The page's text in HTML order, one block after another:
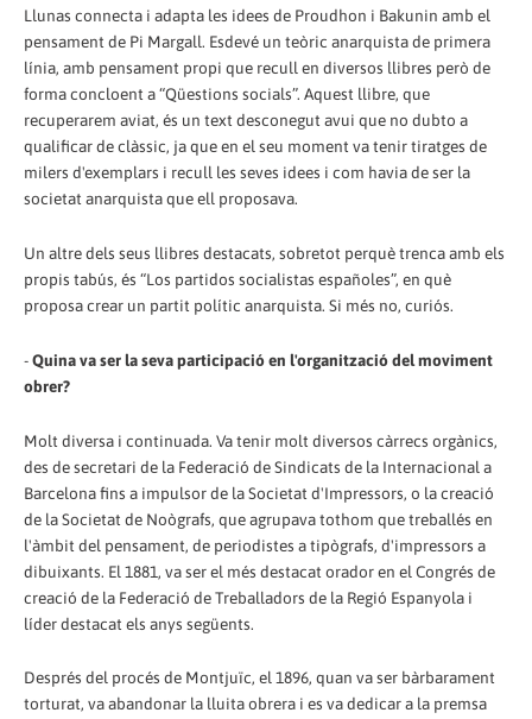
Llunas connecta i adapta les idees de Proudhon i Bakunin amb el
pensament de Pi Margall. Esdevé un teòric anarquista de primera
línia, amb pensament propi que recull en diversos llibres però de
forma concloent a “Qüestions socials”. Aquest llibre, que
recuperarem aviat, és un text desconegut avui que no dubto a
qualificar de clàssic, ja que en el seu moment va tenir tiratges de
milers d'exemplars i recull les seves idees i com havia de ser la
societat anarquista que ell proposava.
Un altre dels seus llibres destacats, sobretot perquè trenca amb els
propis tabús, és “Los partidos socialistas españoles”, en què
proposa crear un partit polític anarquista. Si més no, curiós.
-Quina va ser la seva participació en l'organització del moviment
obrer?
Molt diversa i continuada. Va tenir molt diversos càrrecs orgànics,
des de secretari de la Federació de Sindicats de la Internacional a
Barcelona fins a impulsor de la Societat d'Impressors, o la creació
de la Societat de Noògrafs, que agrupava tothom que treballés en
l'àmbit del pensament, de periodistes a tipògrafs, d'impressors a
dibuixants. El 1881, va ser el més destacat orador en el Congrés de
creació de la Federació de Treballadors de la Regió Espanyola i
líder destacat els anys següents.
Després del procés de Montjuïc, el 1896, quan va ser bàrbarament
torturat, va abandonar la lluita obrera i es va dedicar a la premsa